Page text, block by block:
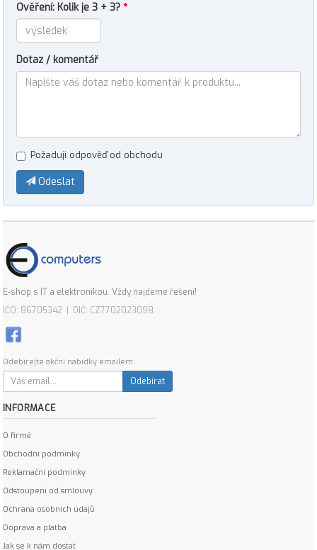
Ověření: Kolik je 3 + 3? *
Dotaz / komentář
Požaduji odpověď od obchodu
Odeslat
E-shop s IT a elektronikou. Vždy najdeme řešení!
IČO: 86705342 | DIČ: CZ7702023098
Odebírejte akční nabídky emailem:
Odebírat
INFORMACE
O firmě
Obchodní podmínky
Reklamační podmínky
Odstoupení od smlouvy
Ochrana osobních údajů
Doprava a platba
Jak se k nám dostat